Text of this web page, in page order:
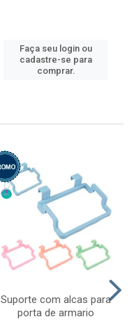
Faça seu login ou
cadastre-se para
comprar.
Suporte com alcas para
porta de armario